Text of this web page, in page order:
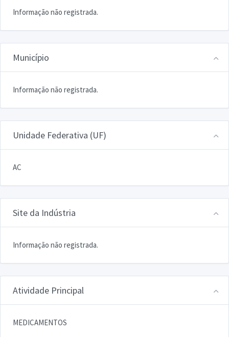
Informação não registrada.
Município
Informação não registrada.
Unidade Federativa (UF)
AC
Site da Indústria
Informação não registrada.
Atividade Principal
MEDICAMENTOS